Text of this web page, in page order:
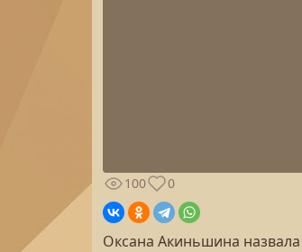
100
0
Оксана Акиньшина